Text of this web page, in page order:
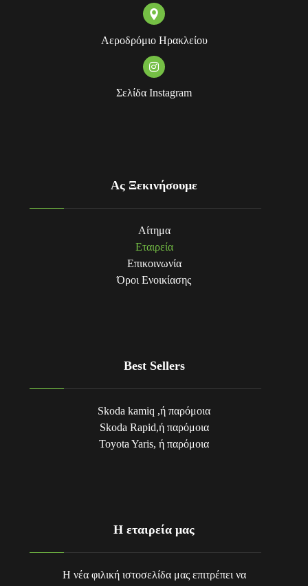
Αεροδρόμιο Ηρακλείου
Σελίδα Instagram
Ας Ξεκινήσουμε
Αίτημα
Εταιρεία
Επικοινωνία
Όροι Eνοικίασης
Best Sellers
Skoda kamiq ,ή παρόμοια
Skoda Rapid,ή παρόμοια
Toyota Yaris, ή παρόμοια
Η εταιρεία μας
Η νέα φιλική ιστοσελίδα μας επιτρέπει να